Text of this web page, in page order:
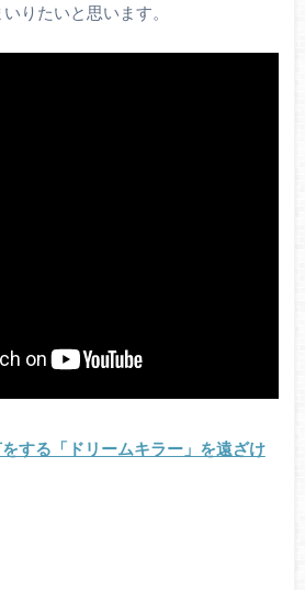
りたいと思います。
する「ドリームキラー」を遠ざけ